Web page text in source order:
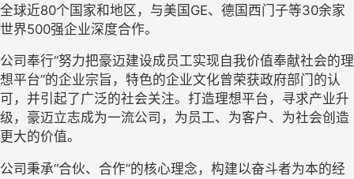
全球近80个国家和地区，与美国GE、德国西门子等30余家
世界500强企业深度合作。
公司奉行“努力把豪迈建设成员工实现自我价值奉献社会的理
想平台”的企业宗旨，特色的企业文化曾荣获政府部门的认
可，并引起了广泛的社会关注。打造理想平台，寻求产业升
级，豪迈立志成为一流公司，为员工、为客户、为社会创造
更大的价值。
公司秉承“合伙、合作”的核心理念，构建以奋斗者为本的经